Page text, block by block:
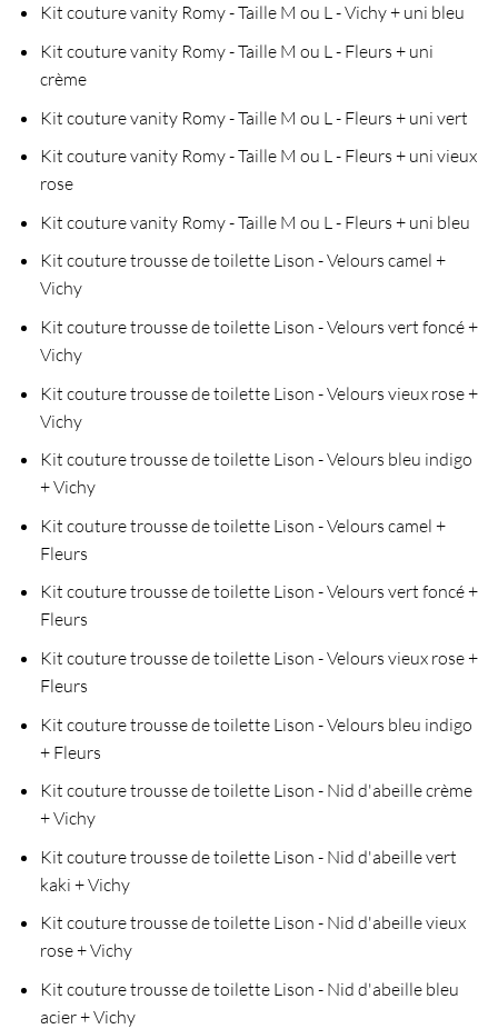
Kit couture vanity Romy - Taille M ou L - Vichy + uni bleu
Kit couture vanity Romy - Taille M ou L - Fleurs + uni
crème
Kit couture vanity Romy - Taille M ou L - Fleurs + uni vert
Kit couture vanity Romy - Taille M ou L - Fleurs + uni vieux
rose
Kit couture vanity Romy - Taille M ou L - Fleurs + uni bleu
Kit couture trousse de toilette Lison - Velours camel +
Vichy
Kit couture trousse de toilette Lison - Velours vert foncé +
Vichy
Kit couture trousse de toilette Lison - Velours vieux rose +
Vichy
Kit couture trousse de toilette Lison - Velours bleu indigo
+ Vichy
Kit couture trousse de toilette Lison - Velours camel +
Fleurs
Kit couture trousse de toilette Lison - Velours vert foncé +
Fleurs
Kit couture trousse de toilette Lison - Velours vieux rose +
Fleurs
Kit couture trousse de toilette Lison - Velours bleu indigo
+ Fleurs
Kit couture trousse de toilette Lison - Nid d'abeille crème
+ Vichy
Kit couture trousse de toilette Lison - Nid d'abeille vert
kaki + Vichy
Kit couture trousse de toilette Lison - Nid d'abeille vieux
rose + Vichy
Kit couture trousse de toilette Lison - Nid d'abeille bleu
acier + Vichy